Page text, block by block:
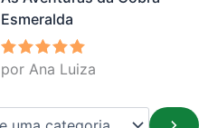
Esmeralda
Avaliação
5
por Ana Luiza